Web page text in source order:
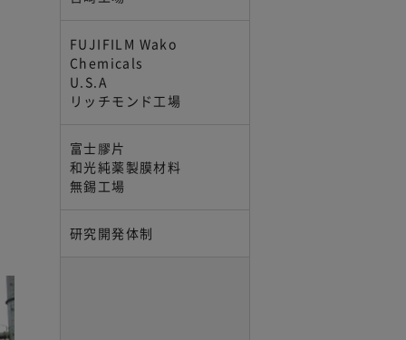
FUJIFILM Wako
Chemicals
U.S.A
リッチモンド工場
富士膠片
和光純薬製膜材料
無錫工場
研究開発体制